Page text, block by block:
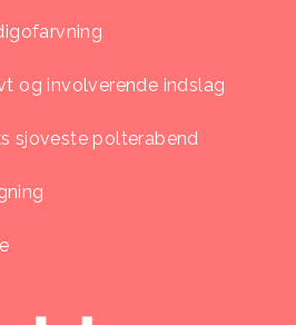
og involverende indslag
sjoveste polterabend